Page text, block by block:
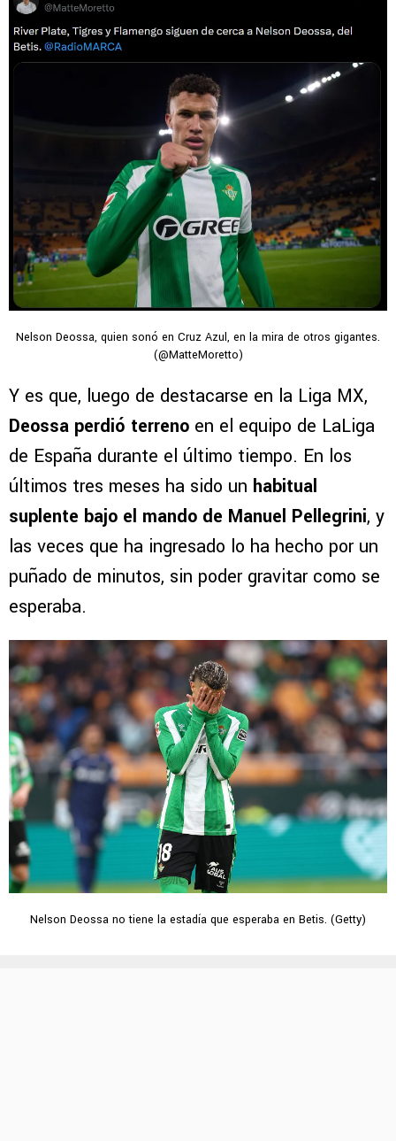
Nelson Deossa, quien sonó en Cruz Azul, en la mira de otros gigantes.
(@MatteMoretto)
Y es que, luego de destacarse en la Liga MX,
Deossa perdió terreno en el equipo de LaLiga
de España durante el último tiempo. En los
últimos tres meses ha sido un habitual
suplente bajo el mando de Manuel Pellegrini, y
las veces que ha ingresado lo ha hecho por un
puñado de minutos, sin poder gravitar como se
esperaba.
Nelson Deossa no tiene la estadía que esperaba en Betis. (Getty)